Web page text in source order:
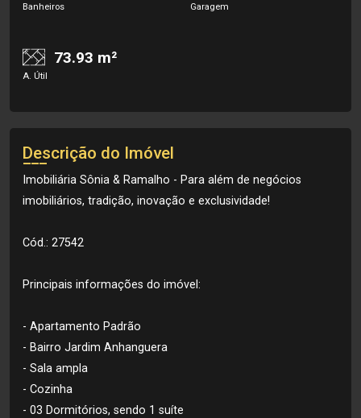
Banheiros Garagem
73.93 m²
A. Útil
Descrição do Imóvel
Imobiliária Sônia & Ramalho - Para além de negócios
imobiliários, tradição, inovação e exclusividade!
Cód.: 27542
Principais informações do imóvel:
- Apartamento Padrão
- Bairro Jardim Anhanguera
- Sala ampla
- Cozinha
- 03 Dormitórios, sendo 1 suíte